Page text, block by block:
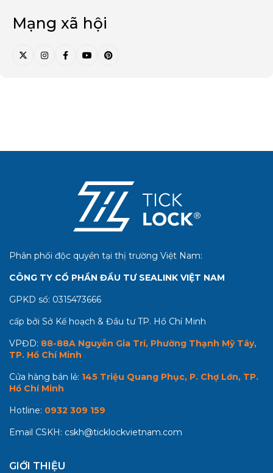
Mạng xã hội
Phân phối độc quyền tại thị trường Việt Nam:
CÔNG TY CỔ PHẦN ĐẦU TƯ SEALINK VIỆT NAM
GPKD số: 0315473666
cấp bởi Sở Kế hoạch & Đầu tư TP. Hồ Chí Minh
VPĐD: 88-88A Nguyễn Gia Trí, Phường Thạnh Mỹ Tây,
TP. Hồ Chí Minh
Cửa hàng bán lẻ: 145 Triệu Quang Phục, P. Chợ Lớn, TP.
Hồ Chí Minh
Hotline: 0932 309 159
Email CSKH: cskh@ticklockvietnam.com
GIỚI THIỆU